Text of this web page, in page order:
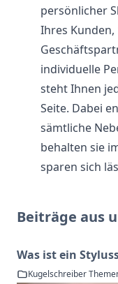
persönlicher
Ihres
individuelle
steht Ihnen
Seite. Dabei
sämtliche
behalten sie
sparen sich
Beiträge aus
Was ist ein
Kugelschreiber